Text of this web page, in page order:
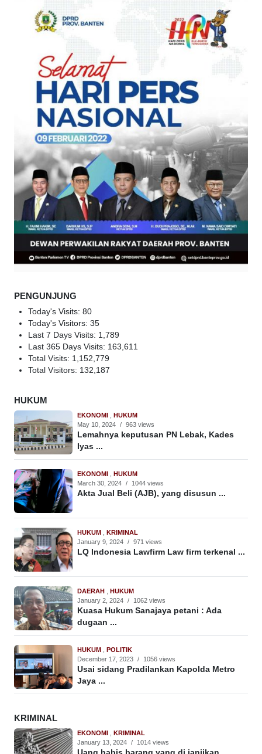
PENGUNJUNG
Today's Visits: 80
Today's Visitors: 35
Last 7 Days Visits: 1,789
Last 365 Days Visits: 163,611
Total Visits: 1,152,779
Total Visitors: 132,187
HUKUM
EKONOMI
HUKUM
May 10, 2024 / 963 views
Lemahnya keputusan PN Lebak, Kades
Iyas ...
EKONOMI
HUKUM
March 30, 2024 / 1044 views
Akta Jual Beli (AJB), yang disusun ...
HUKUM
KRIMINAL
January 9, 2024 / 971 views
LQ Indonesia Lawfirm Law firm terkenal ...
DAERAH
HUKUM
January 2, 2024 / 1062 views
Kuasa Hukum Sanajaya petani : Ada
dugaan ...
HUKUM
POLITIK
December 17, 2023 / 1056 views
Usai sidang Pradilankan Kapolda Metro
Jaya ...
KRIMINAL
EKONOMI
KRIMINAL
January 13, 2024 / 1014 views